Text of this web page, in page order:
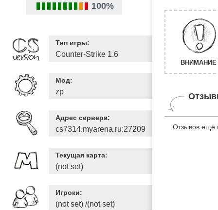
100%
Тип игры:
Counter-Strike 1.6
Мод:
zp
Адрес сервера:
cs7314.myarena.ru:27209
Текущая карта:
(not set)
Игроки:
(not set) /(not set)
ВНИМАНИЕ
Отзывов ещё